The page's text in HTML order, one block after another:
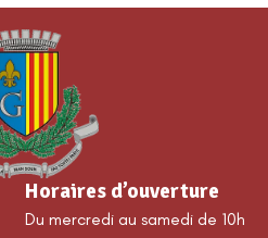
Horaires d’ouverture
Du mercredi au samedi de 10h